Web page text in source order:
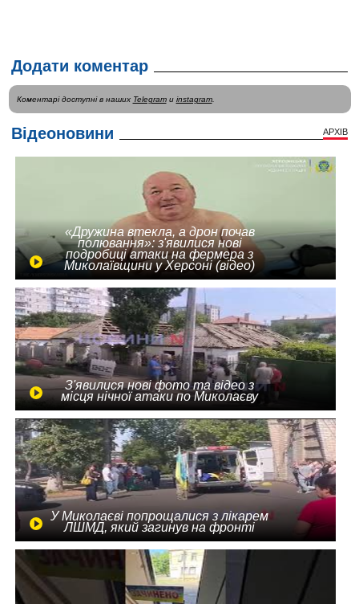
Додати коментар
Коментарі доступні в наших Telegramи instagram.
Відеоновини АРХІВ
«Дружина втекла, а дрон почав
полювання»: з'явилися нові
подробиці атаки на фермера з
Миколаївщини у Херсоні (відео)
З'явилися нові фото та відео з
місця нічної атаки по Миколаєву
У Миколаєві попрощалися з лікарем
ЛШМД, який загинув на фронті